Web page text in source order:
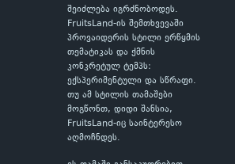
შეიძლება იგრძნობოდეს.
FruitsLand-ის შემთხვევაში
პროვაიდერის სტილი ერწყმის
თემატიკას და ქმნის
კონკრეტულ ტემპს:
ექსპერიმენტული და სწრაფი.
თუ ამ სტილის თამაშები
მოგწონთ, დიდი შანსია,
FruitsLand-იც საინტერესო
აღმოჩნდეს.